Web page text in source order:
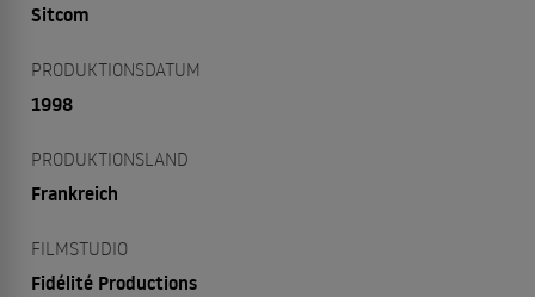
Sitcom
PRODUKTIONSDATUM
1998
PRODUKTIONSLAND
Frankreich
FILMSTUDIO
Fidélité Productions